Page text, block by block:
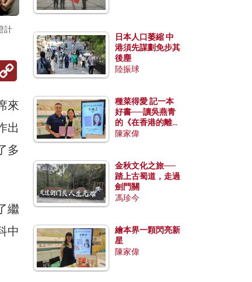
計
Copy
Link
來
出
多
繼
中
日本人口萎縮 中
港須先謀劃免步其
後塵
陸振球
種菜得愛 記一本
好書──讀吳燕青
的《在香港的離島
種菜》
陳家偉
金秋文化之旅──
踏上古蜀道，走過
劍門關
馮珍今
繪本界一顆閃亮新
星
陳家偉